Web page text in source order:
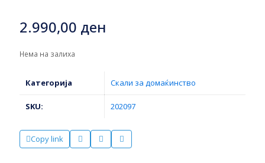
2.990,00 ден
Нема на залиха
Категорија Скали за домаќинство
SKU: 202097
Copy link